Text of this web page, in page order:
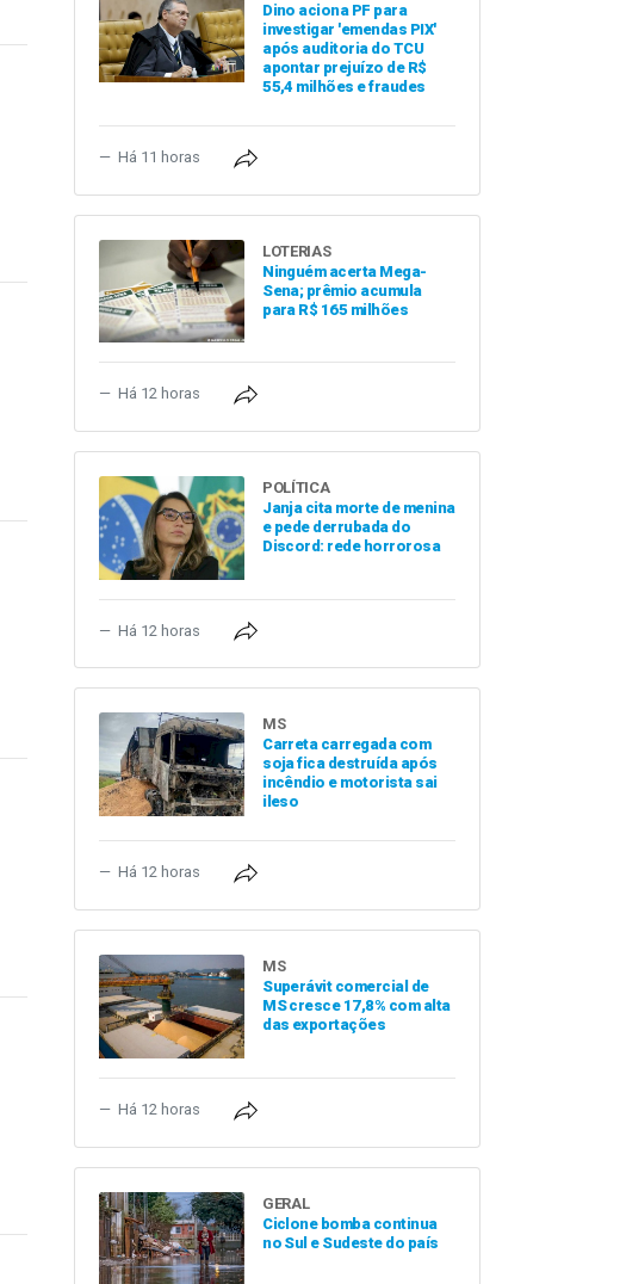
Dino aciona PF para
investigar 'emendas PIX'
após auditoria do TCU
apontar prejuízo de R$
55,4 milhões e fraudes
Há 11 horas
LOTERIAS
Ninguém acerta Mega-
Sena; prêmio acumula
para R$ 165 milhões
Há 12 horas
POLÍTICA
Janja cita morte de menina
e pede derrubada do
Discord: rede horrorosa
Há 12 horas
MS
Carreta carregada com
soja fica destruída após
incêndio e motorista sai
ileso
Há 12 horas
MS
Superávit comercial de
MS cresce 17,8% com alta
das exportações
Há 12 horas
GERAL
Ciclone bomba continua
no Sul e Sudeste do país